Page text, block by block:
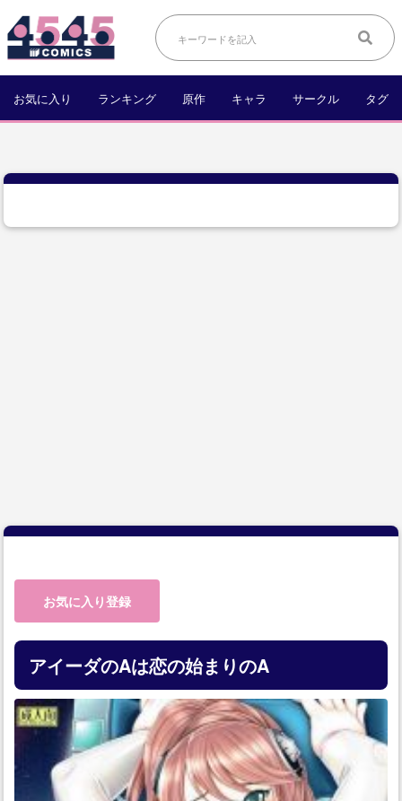
お気に入り ランキング 原作 キャラ サークル タグ
お気に入り登録
アイーダのAは恋の始まりのA